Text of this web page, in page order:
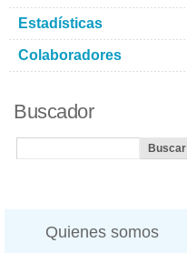
Estadísticas
Colaboradores
Buscador
Quienes somos